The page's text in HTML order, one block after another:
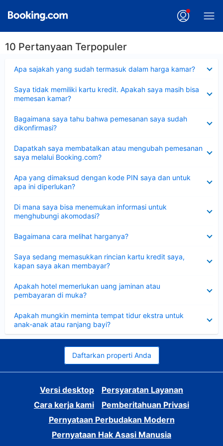
10 Pertanyaan Terpopuler
Apa sajakah yang sudah termasuk dalam harga kamar?
Saya tidak memiliki kartu kredit. Apakah saya masih bisa
memesan kamar?
Bagaimana saya tahu bahwa pemesanan saya sudah
dikonfirmasi?
Dapatkah saya membatalkan atau mengubah pemesanan
saya melalui Booking.com?
Apa yang dimaksud dengan kode PIN saya dan untuk
apa ini diperlukan?
Di mana saya bisa menemukan informasi untuk
menghubungi akomodasi?
Bagaimana cara melihat harganya?
Saya sedang memasukkan rincian kartu kredit saya,
kapan saya akan membayar?
Apakah hotel memerlukan uang jaminan atau
pembayaran di muka?
Apakah mungkin meminta tempat tidur ekstra untuk
anak-anak atau ranjang bayi?
Daftarkan properti Anda
Versi desktop
Persyaratan Layanan
Cara kerja kami
Pemberitahuan Privasi
Pernyataan Perbudakan Modern
Pernyataan Hak Asasi Manusia